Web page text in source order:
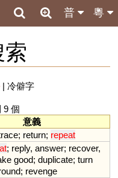
粵
普
| 冷僻字
9 個
意義
; return; repeat
; reply, answer; recover,
good; duplicate; turn
; revenge